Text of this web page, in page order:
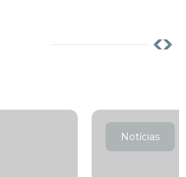
Notícias